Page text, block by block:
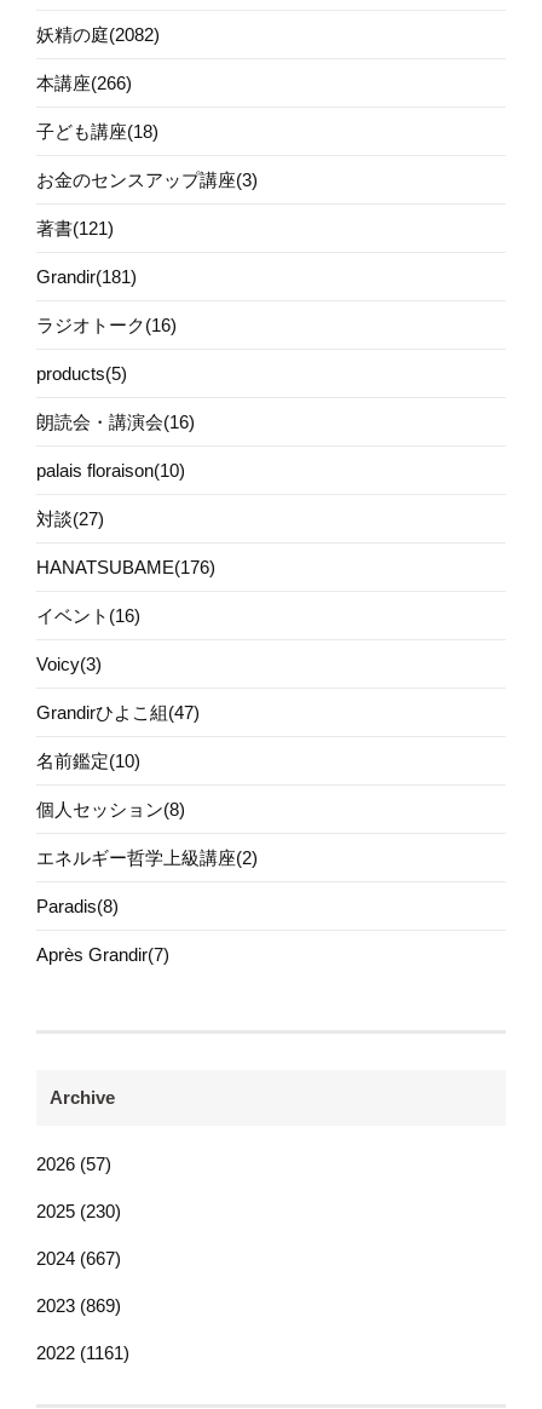
妖精の庭(2082)
本講座(266)
子ども講座(18)
お金のセンスアップ講座(3)
著書(121)
Grandir(181)
ラジオトーク(16)
products(5)
朗読会・講演会(16)
palais floraison(10)
対談(27)
HANATSUBAME(176)
イベント(16)
Voicy(3)
Grandirひよこ組(47)
名前鑑定(10)
個人セッション(8)
エネルギー哲学上級講座(2)
Paradis(8)
Après Grandir(7)
Archive
2026 (57)
2025 (230)
2024 (667)
2023 (869)
2022 (1161)